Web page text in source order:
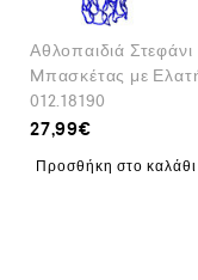
Αθλοπαιδιά Στεφάνι
Mπασκέτας με
012.18190
27,99€
Προσθήκη στο καλάθι